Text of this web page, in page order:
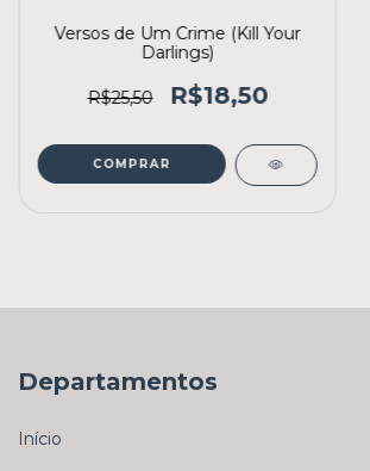
Versos de Um Crime (Kill Your
Darlings)
R$25,50 R$18,50
COMPRAR
Departamentos
Início